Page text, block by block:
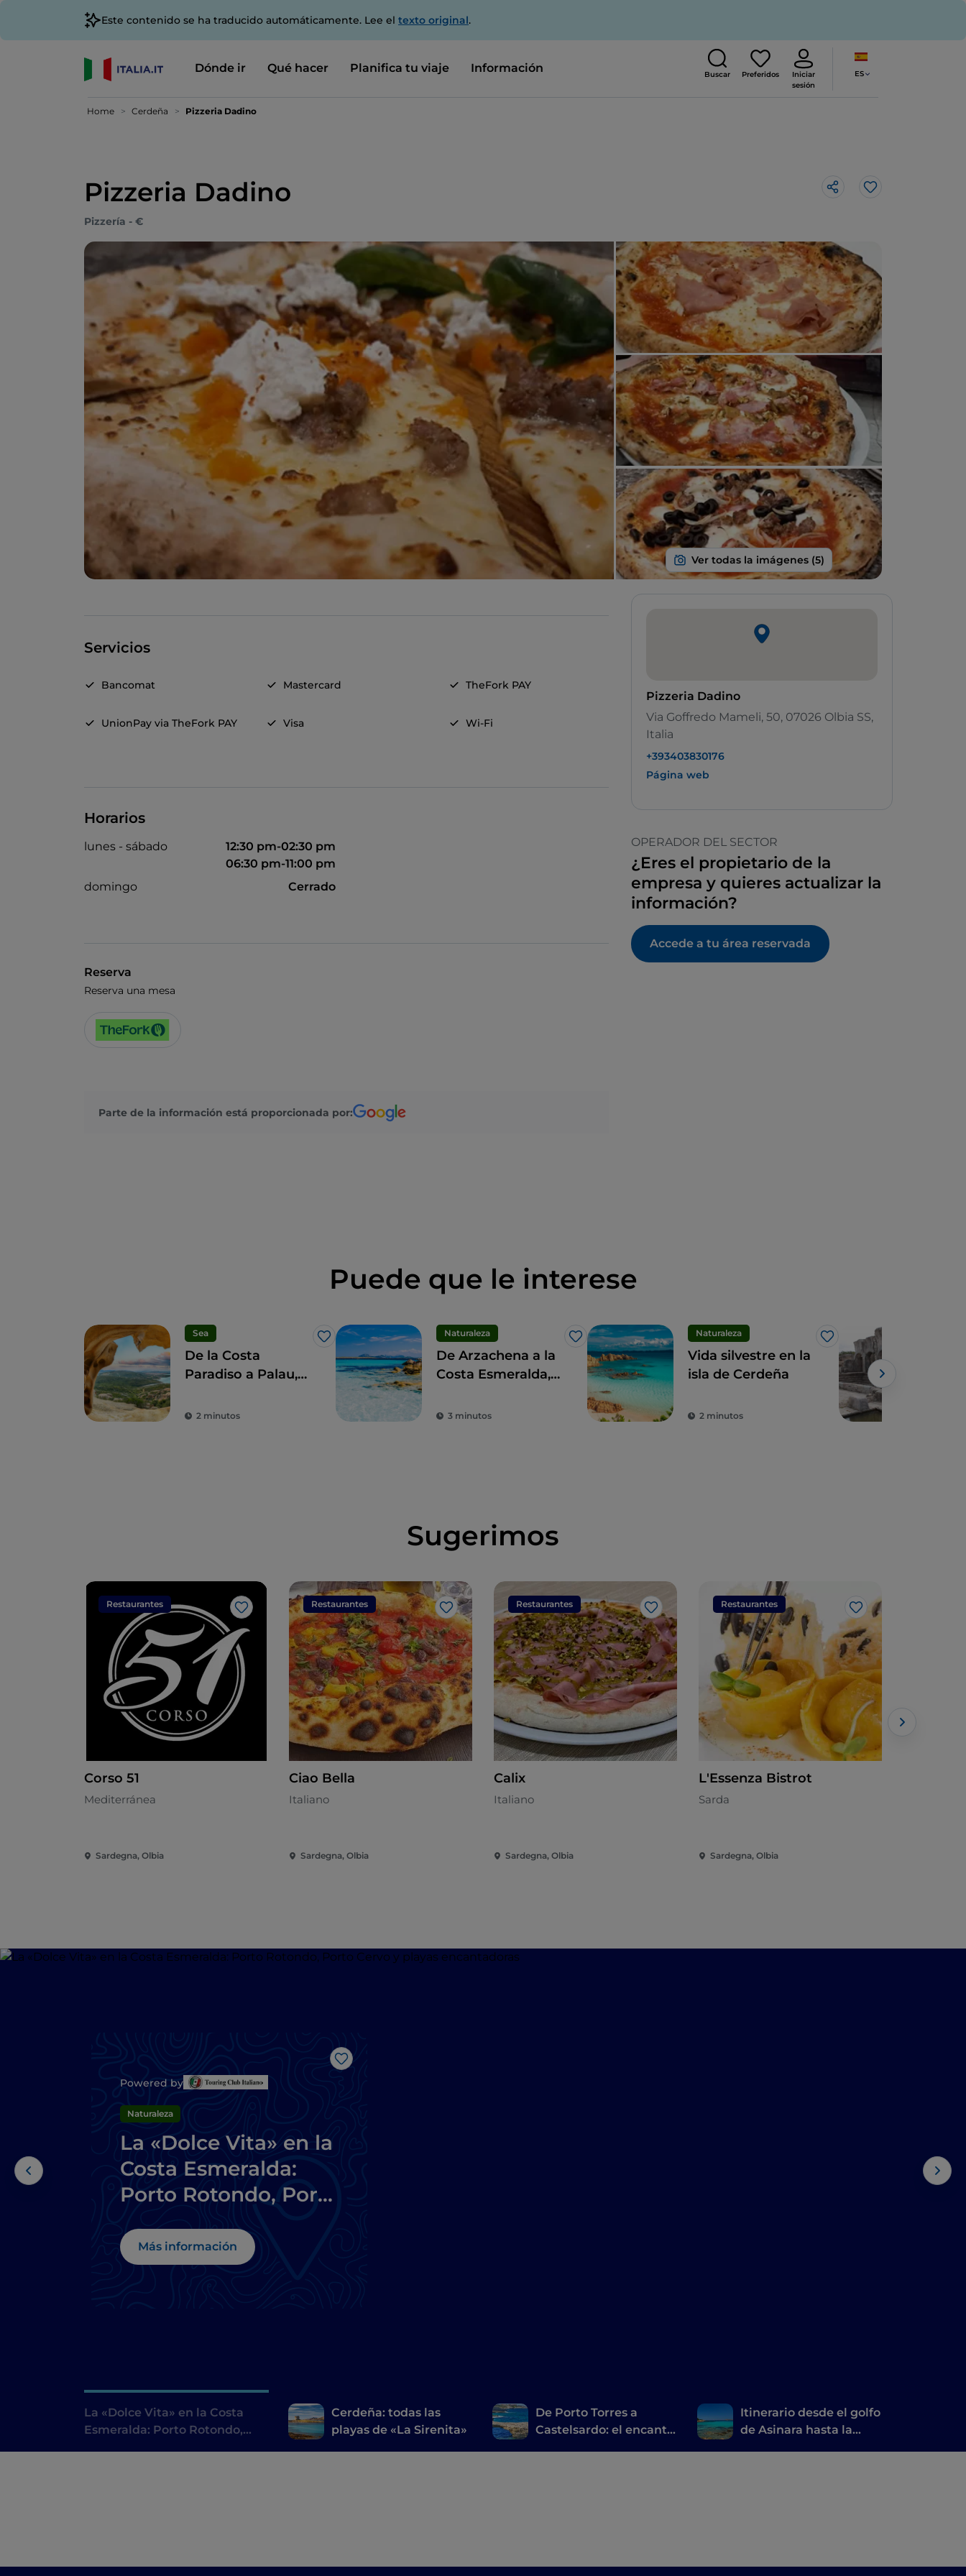
Este contenido se ha traducido automáticamente. Lee el texto original.
Dónde ir Qué hacer Planifica tu viaje Información Buscar Preferidos
Iniciar
sesión
ES
Home Cerdeña Pizzeria Dadino
Pizzeria Dadino Me gusta
Pizzería - €
Servicios
Bancomat Mastercard TheFork PAY
UnionPay via TheFork PAY Visa Wi-Fi
Horarios
lunes - sábado
12:30 pm-02:30 pm
06:30 pm-11:00 pm
domingo
Cerrado
Reserva
Reserva una mesa
Parte de la información está proporcionada por:
Pizzeria Dadino
Via Goffredo Mameli, 50, 07026 Olbia SS,
Italia
+393403830176
Página web
OPERADOR DEL SECTOR
¿Eres el propietario de la
empresa y quieres actualizar la
información?
Accede a tu área reservada
Puede que le interese
Sea
Me gusta
De la Costa
Paradiso a Palau,
cultura
2 minutos
Naturaleza
Me gusta
De Arzachena a la
Costa Esmeralda,
mundanidad
3 minutos
Naturaleza
Me gusta
Vida silvestre en la
isla de Cerdeña
2 minutos
Sugerimos
Restaurantes
Me gusta
Corso 51
Mediterránea
Sardegna, Olbia
Restaurantes
Me gusta
Ciao Bella
Italiano
Sardegna, Olbia
Restaurantes
Me gusta
Calix
Italiano
Sardegna, Olbia
Restaurantes
Me gusta
L'Essenza Bistrot
Sarda
Sardegna, Olbia
Me gusta
Powered by
Naturaleza
La «Dolce Vita» en la
Costa Esmeralda:
Porto Rotondo, Porto
encantadoras
Más información
La «Dolce Vita» en la Costa
Esmeralda: Porto Rotondo,
Cerdeña: todas las
playas de «La Sirenita»
De Porto Torres a
Castelsardo: el encanto
Itinerario desde el golfo
de Asinara hasta la